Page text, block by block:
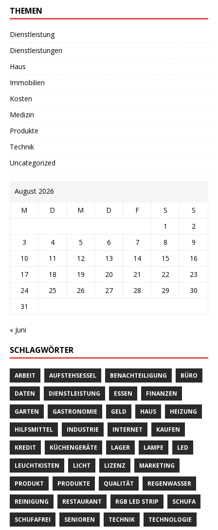
THEMEN
Dienstleistung
Dienstleistungen
Haus
Immobilien
Kosten
Medizin
Produkte
Technik
Uncategorized
August 2026
M D M D F S
S
1
2
3
4 5 6 7 8
9
10
11 12 13 14 15
16
17
18 19 20 21 22
23
24
25 26 27 28 29
30
31
« Juni
SCHLAGWÖRTER
ARBEIT AUFSTEHSESSEL BENACHTEILIGUNG BÜRO
DATEN DIENSTLEISTUNG ESSEN FINANZEN
GARTEN GASTRONOMIE GELD HAUS HEIZUNG
HILFSMITTEL INDUSTRIE INTERNET KAUFEN
KREDIT KÜCHENGERÄTE LAGER LAMPE LED
LEUCHTKISTEN LICHT LIZENZ MARKETING
PRODUKT PRODUKTE QUALITÄT REGENWASSER
REINIGUNG RESTAURANT RGB LED STRIP SCHUFA
SCHUFAFREI SENIOREN TECHNIK TECHNOLOGIE